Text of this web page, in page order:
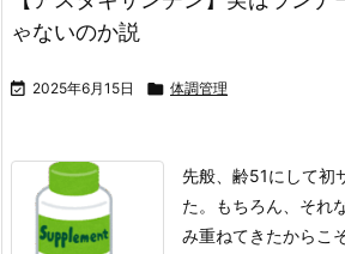
ゃないのか説
 2025年6月15日  体調管理
先般、齢51にして初
た。
もちろん、それ
み重ねてきたからこ